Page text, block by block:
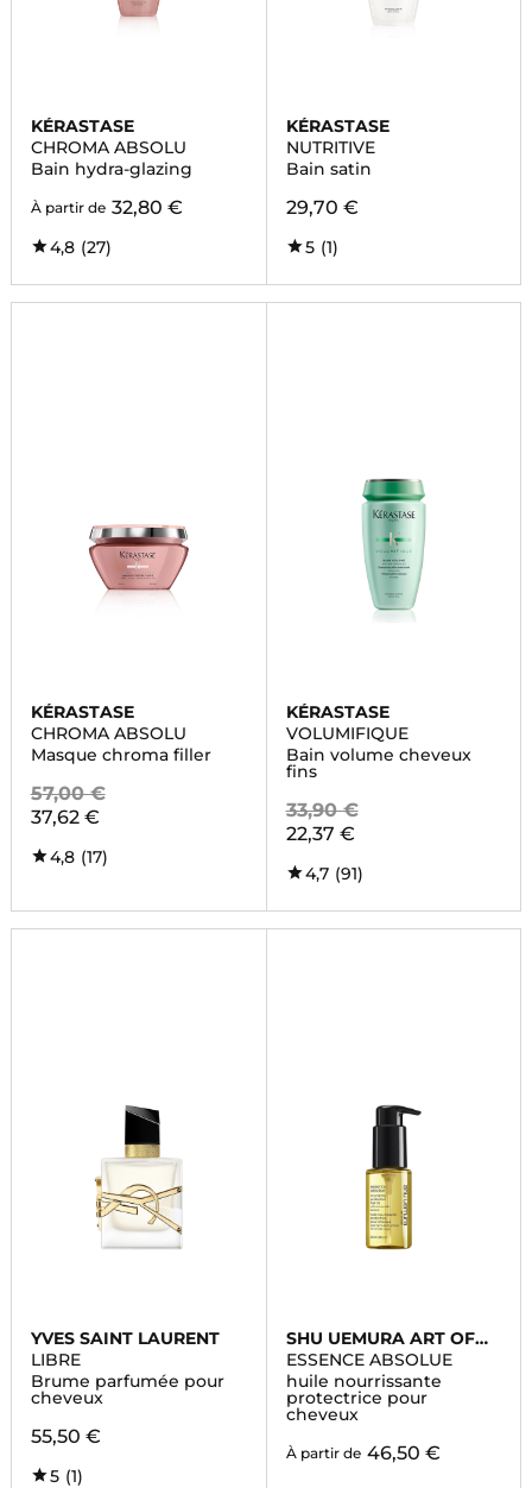
KÉRASTASE
CHROMA ABSOLU
Bain hydra-glazing
À partir de 32,80 €
4,8 (27)
KÉRASTASE
NUTRITIVE
Bain satin
29,70 €
5 (1)
KÉRASTASE
CHROMA ABSOLU
Masque chroma filler
57,00 €
37,62 €
4,8 (17)
KÉRASTASE
VOLUMIFIQUE
Bain volume cheveux
fins
33,90 €
22,37 €
4,7 (91)
YVES SAINT LAURENT
LIBRE
Brume parfumée pour
cheveux
55,50 €
5 (1)
SHU UEMURA ART OF
HAIR
ESSENCE ABSOLUE
huile nourrissante
protectrice pour
cheveux
À partir de 46,50 €